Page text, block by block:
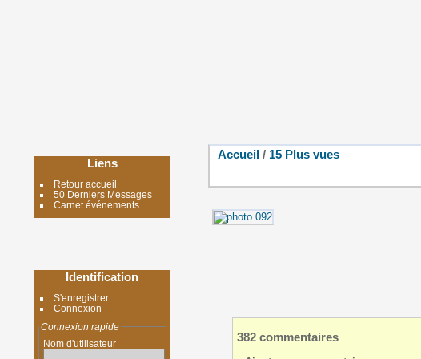
Liens
Retour accueil
50 Derniers Messages
Carnet événements
Identification
S'enregistrer
Connexion
Connexion rapide
Nom d'utilisateur
Accueil / 15 Plus vues
382 commentaires